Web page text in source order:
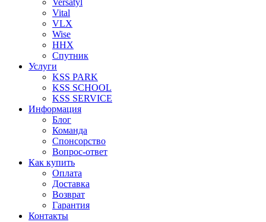
Versatyl
Vital
VLX
Wise
ННХ
Спутник
Услуги
KSS PARK
KSS SCHOOL
KSS SERVICE
Информация
Блог
Команда
Спонсорство
Вопрос-ответ
Как купить
Оплата
Доставка
Возврат
Гарантия
Контакты